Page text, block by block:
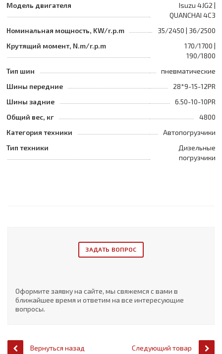
Модель двигателя
Isuzu 4JG2 |
QUANCHAI 4C3
Номинальная мощность, KW/r.p.m
35/2450 | 36/2500
Крутящий момент, N.m/r.p.m
170/1700 |
190/1800
Тип шин
пневматические
Шины передние
28*9-15-12PR
Шины задние
6.50-10-10PR
Общий вес, кг
4800
Категория техники
Автопогрузчики
Тип техники
Дизельные
погрузчики
ЗАДАТЬ ВОПРОС
Оформите заявку на сайте, мы свяжемся с вами в
ближайшее время и ответим на все интересующие
вопросы.
Вернуться назад Следующий товар